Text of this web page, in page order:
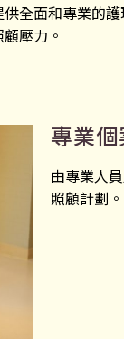
全面和專業的
壓力。
專業
由專業人
照顧計劃。